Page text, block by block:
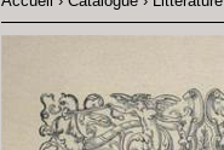
Fil
d'Ariane